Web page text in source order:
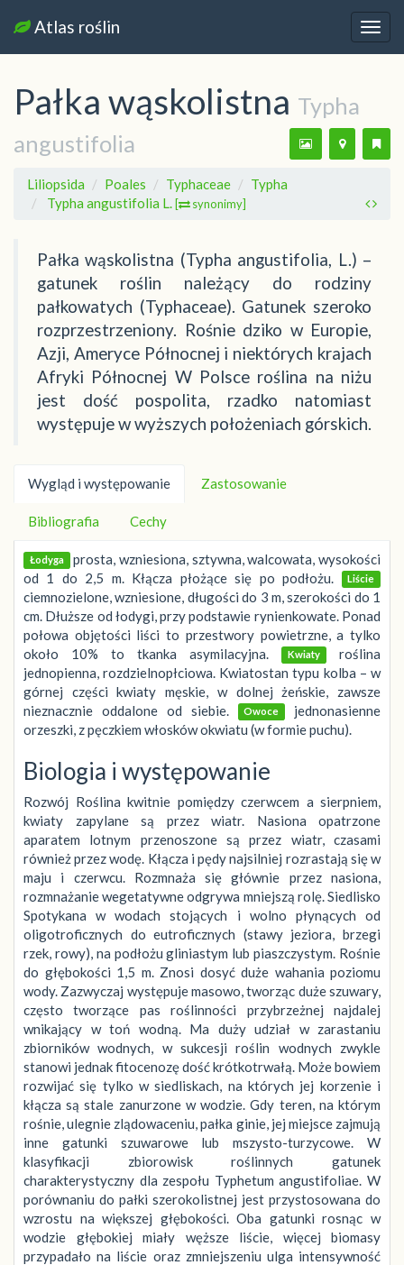
Atlas roślin
Pałka wąskolistna Typha
angustifolia
Liliopsida Poales Typhaceae
Typha
Typha angustifolia L. [ synonimy]
Pałka wąskolistna (Typha angustifolia, L.) –
gatunek roślin należący do rodziny
pałkowatych (Typhaceae). Gatunek szeroko
rozprzestrzeniony. Rośnie dziko w Europie,
Azji, Ameryce Północnej i niektórych krajach
Afryki Północnej W Polsce roślina na niżu
jest dość pospolita, rzadko natomiast
występuje w wyższych położeniach górskich.
Wygląd i występowanie Zastosowanie
Bibliografia Cechy
Łodyga prosta, wzniesiona, sztywna, walcowata, wysokości
od 1 do 2,5 m. Kłącza płożące się po podłożu.
Liście
ciemnozielone, wzniesione, długości do 3 m, szerokości do 1
cm. Dłuższe od łodygi, przy podstawie rynienkowate. Ponad
połowa objętości liści to przestwory powietrzne, a tylko
około 10% to tkanka asymilacyjna.
Kwiaty roślina
jednopienna, rozdzielnopłciowa. Kwiatostan typu kolba – w
górnej części kwiaty męskie, w dolnej żeńskie, zawsze
nieznacznie oddalone od siebie.
Owoce
jednonasienne
orzeszki, z pęczkiem włosków okwiatu (w formie puchu).
Biologia i występowanie
Rozwój Roślina kwitnie pomiędzy czerwcem a sierpniem,
kwiaty zapylane są przez wiatr. Nasiona opatrzone
aparatem lotnym przenoszone są przez wiatr, czasami
również przez wodę. Kłącza i pędy najsilniej rozrastają się w
maju i czerwcu. Rozmnaża się głównie przez nasiona,
rozmnażanie wegetatywne odgrywa mniejszą rolę. Siedlisko
Spotykana w wodach stojących i wolno płynących od
oligotroficznych do eutroficznych (stawy jeziora, brzegi
rzek, rowy), na podłożu gliniastym lub piaszczystym. Rośnie
do głębokości 1,5 m. Znosi dosyć duże wahania poziomu
wody. Zazwyczaj występuje masowo, tworząc duże szuwary,
często tworzące pas roślinności przybrzeżnej najdalej
wnikający w toń wodną. Ma duży udział w zarastaniu
zbiorników wodnych, w sukcesji roślin wodnych zwykle
stanowi jednak fitocenozę dość krótkotrwałą. Może bowiem
rozwijać się tylko w siedliskach, na których jej korzenie i
kłącza są stale zanurzone w wodzie. Gdy teren, na którym
rośnie, ulegnie zlądowaceniu, pałka ginie, jej miejsce zajmują
inne gatunki szuwarowe lub mszysto-turzycowe. W
klasyfikacji zbiorowisk roślinnych gatunek
charakterystyczny dla zespołu Typhetum angustifoliae. W
porównaniu do pałki szerokolistnej jest przystosowana do
wzrostu na większej głębokości. Oba gatunki rosnąc w
wodzie głębokiej miały węższe liście, więcej biomasy
przypadało na liście oraz zmniejszeniu ulga intensywność